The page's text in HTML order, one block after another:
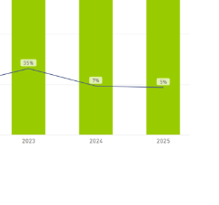
и факторов для
текущих и
с поправкой
и представителей
органов